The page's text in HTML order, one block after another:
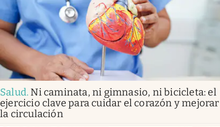
Salud. Ni caminata, ni gimnasio, ni bicicleta: el
ejercicio clave para cuidar el corazón y mejorar
la circulación